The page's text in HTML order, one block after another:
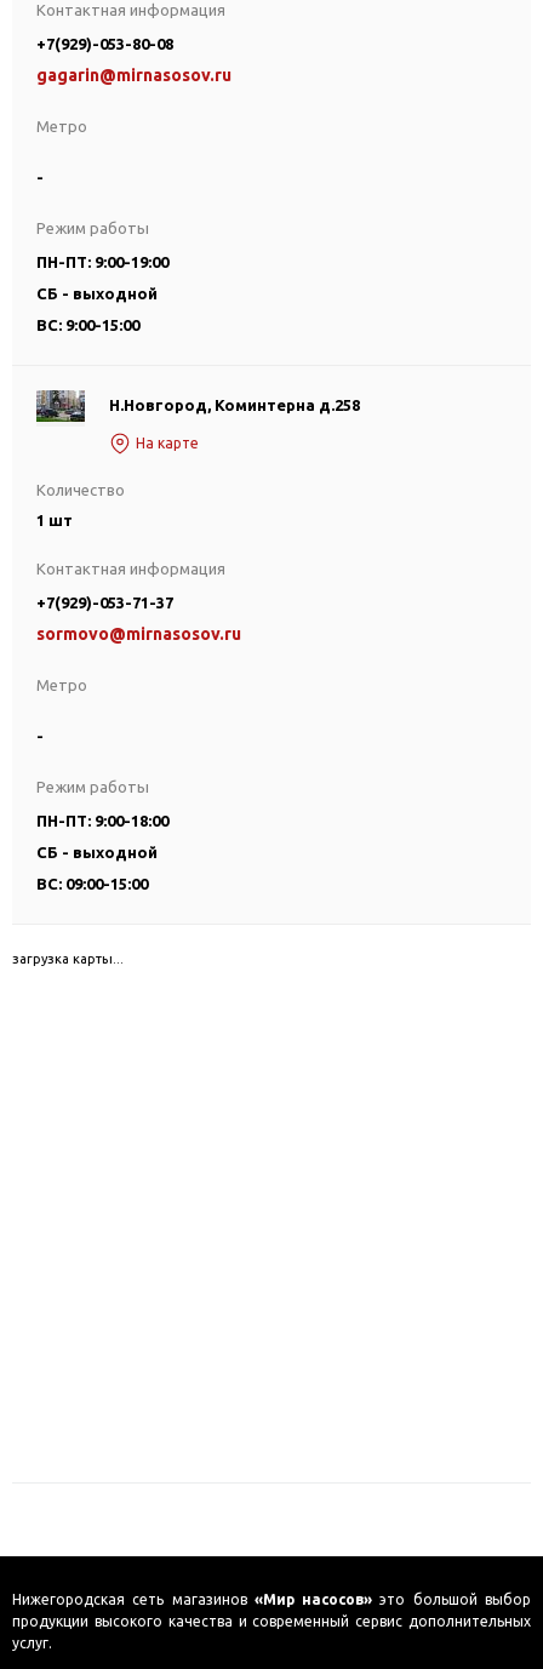
Метро
-
Контактная информация
+7(929)-053-80-08
gagarin@mirnasosov.ru
Режим работы
ПН-ПТ: 9:00-19:00
СБ - выходной
ВС: 9:00-15:00
Н.Новгород, Коминтерна д.258
На карте
Количество
1 шт
Метро
-
Контактная информация
+7(929)-053-71-37
sormovo@mirnasosov.ru
Режим работы
ПН-ПТ: 9:00-18:00
СБ - выходной
ВС: 09:00-15:00
загрузка карты...
Нижегородская сеть магазинов «Мир насосов» это большой выбор
продукции высокого качества и современный сервис дополнительных
услуг.